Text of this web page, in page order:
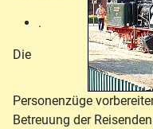
.
Die
Personenzüge
Betreuung der